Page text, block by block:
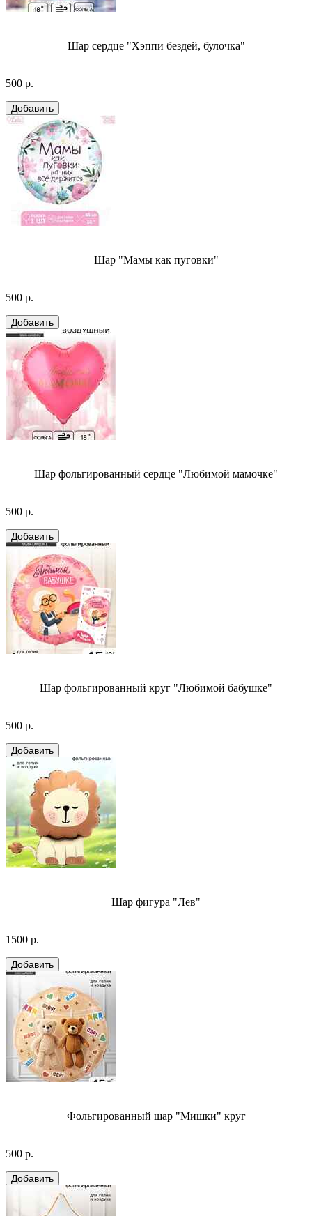
Шар сердце "Хэппи бездей, булочка"
500 р.
Шар "Мамы как пуговки"
500 р.
Шар фольгированный сердце "Любимой мамочке"
500 р.
Шар фольгированный круг "Любимой бабушке"
500 р.
Шар фигура "Лев"
1500 р.
Фольгированный шар "Мишки" круг
500 р.